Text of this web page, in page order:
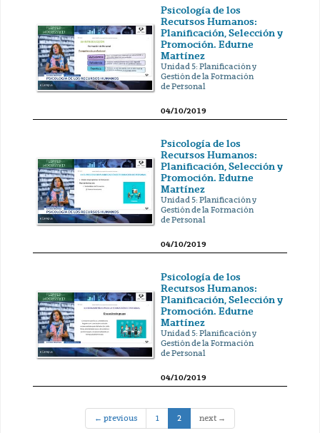
Psicología de los
Recursos Humanos:
Planificación, Selección y
Promoción. Edurne
Martínez
Unidad 5: Planificación y
Gestión de la Formación
de Personal
04/10/2019
Psicología de los
Recursos Humanos:
Planificación, Selección y
Promoción. Edurne
Martínez
Unidad 5: Planificación y
Gestión de la Formación
de Personal
04/10/2019
Psicología de los
Recursos Humanos:
Planificación, Selección y
Promoción. Edurne
Martínez
Unidad 5: Planificación y
Gestión de la Formación
de Personal
04/10/2019
← previous 1 2(current)
next →